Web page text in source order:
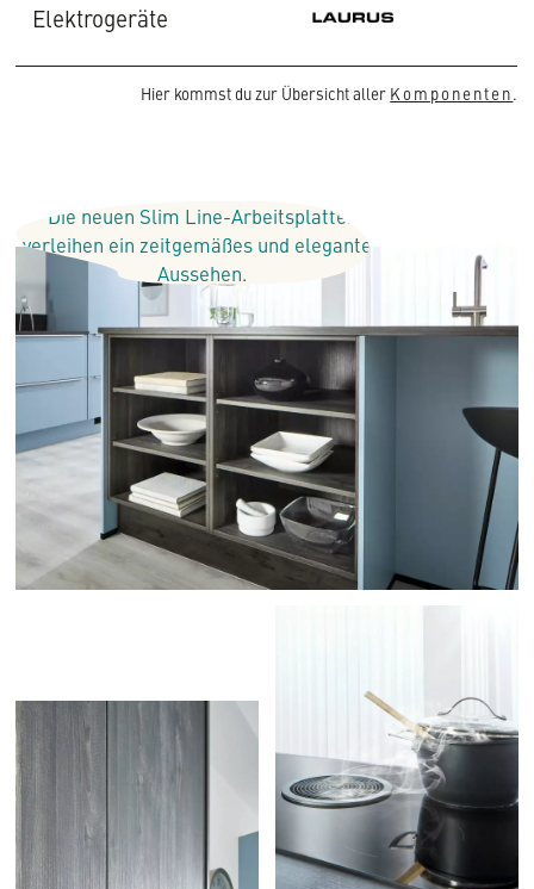
Elektrogeräte
Hier kommst du zur Übersicht aller Komponenten.
Die neuen Slim Line-Arbeitsplatten
verleihen ein zeitgemäßes und elegantes
Aussehen.